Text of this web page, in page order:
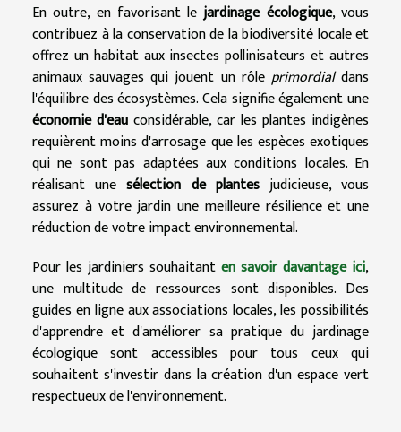
En outre, en favorisant lejardinage écologique, vous
contribuez à la conservation de la biodiversité locale et
offrez un habitat aux insectes pollinisateurs et autres
animaux sauvages qui jouent un rôle primordialdans
l'équilibre des écosystèmes. Cela signifie également une
économie d'eau considérable, car les plantes indigènes
requièrent moins d'arrosage que les espèces exotiques
qui ne sont pas adaptées aux conditions locales. En
réalisant unesélection de plantesjudicieuse, vous
assurez à votre jardin une meilleure résilience et une
réduction de votre impact environnemental.
Pour les jardiniers souhaitant en savoir davantage ici,
une multitude de ressources sont disponibles. Des
guides en ligne aux associations locales, les possibilités
d'apprendre et d'améliorer sa pratique du jardinage
écologique sont accessibles pour tous ceux qui
souhaitent s'investir dans la création d'un espace vert
respectueux de l'environnement.